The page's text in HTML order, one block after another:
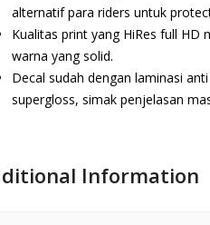
alternatif para riders untuk
Kualitas print yang HiRes full
warna yang solid.
Decal sudah dengan laminasi
supergloss, simak penjelasan
Information